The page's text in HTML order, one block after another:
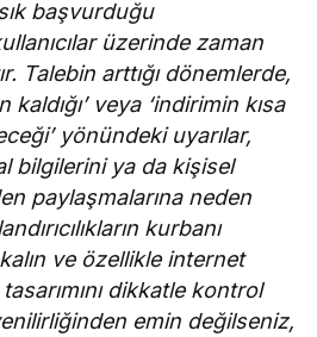
sık başvurduğu
üzerinde zaman
Talebin arttığı dönemlerde,
kaldığı’ veya ‘indirimin kısa
yönündeki uyarılar,
bilgilerini ya da kişisel
paylaşmalarına neden
kurbanı
ve özellikle internet
dikkatle kontrol
emin değilseniz,